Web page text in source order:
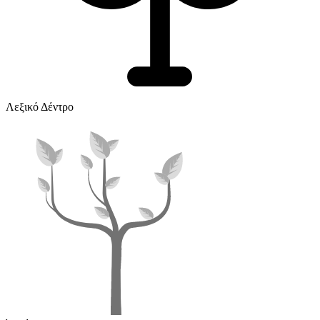
Λεξικό Δέντρο